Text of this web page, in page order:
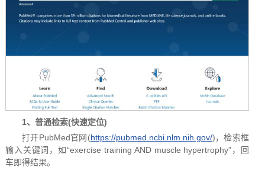
1、 普通检索(快速定位)
打开PubMed官网(https://pubmed.ncbi.nlm.nih.gov/)，检索框
输入关键词，如“exercise training AND muscle hypertrophy”，回
车即得结果。